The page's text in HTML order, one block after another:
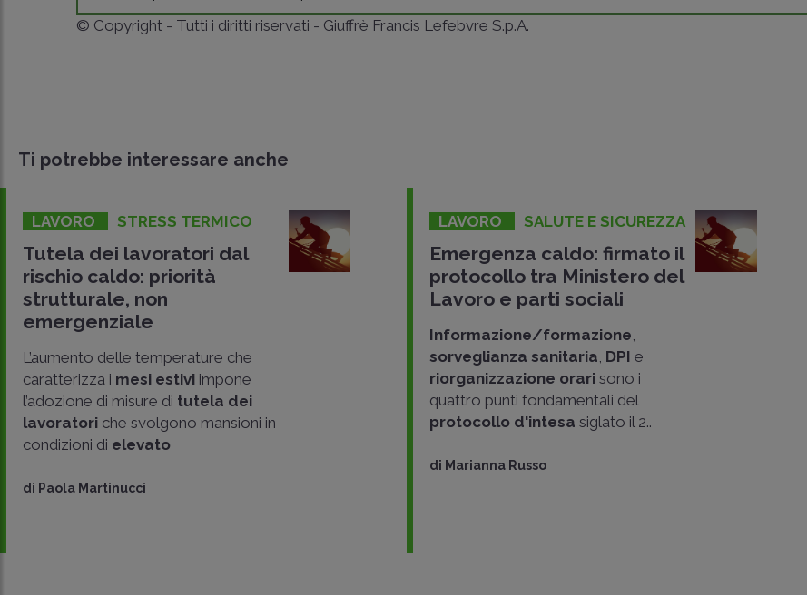
© Copyright - Tutti i diritti riservati - Giuffrè Francis Lefebvre S.p.A.
Ti potrebbe interessare anche
LAVORO STRESS TERMICO
Tutela dei lavoratori dal
rischio caldo: priorità
strutturale, non
emergenziale
L’aumento delle temperature che
caratterizza i mesi estivi impone
l’adozione di misure di tutela dei
lavoratori che svolgono mansioni in
condizioni di elevato
di Paola Martinucci
LAVORO SALUTE E SICUREZZA
Emergenza caldo: firmato il
protocollo tra Ministero del
Lavoro e parti sociali
Informazione/formazione
sorveglianza sanitaria DPI e
riorganizzazione orari sono i
quattro punti fondamentali del
protocollo d'intesa siglato il 2..
di Marianna Russo